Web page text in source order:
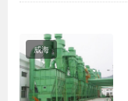
威海